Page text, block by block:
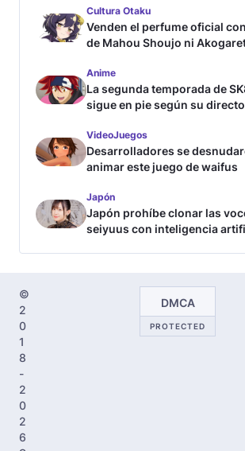
Cultura Otaku
Venden el perfume oficial
de Mahou Shoujo ni
Anime
La segunda temporada de
sigue en pie según su
VideoJuegos
Desarrolladores se
animar este juego de waifus
Japón
Japón prohíbe clonar las
seiyuus con inteligencia
©
2
0
1
8
-
2
0
2
6
DMCA
PROTECTED